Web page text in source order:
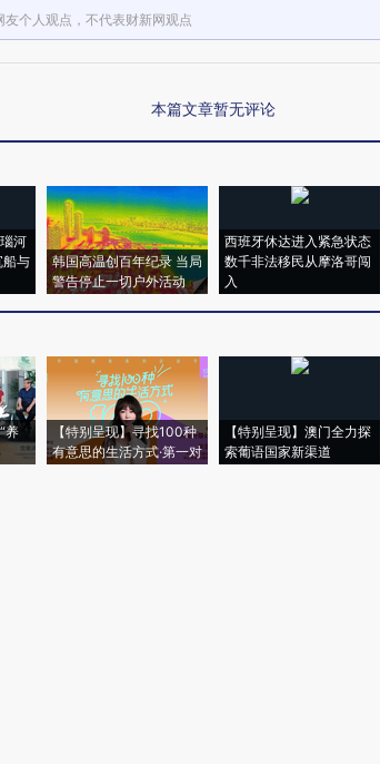
友个人观点，不代表财新网观点
本篇文章暂无评论
河
船与
韩国高温创百年纪录 当局
警告停止一切户外活动
西班牙休达进入紧急状态
数千非法移民从摩洛哥闯
入
养
【特别呈现】寻找100种
有意思的生活方式·第一对
【特别呈现】澳门全力探
索葡语国家新渠道